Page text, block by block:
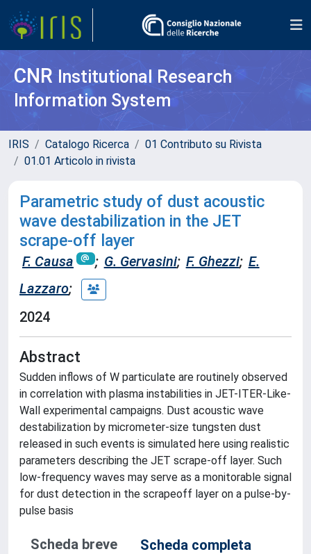
CNR Institutional Research
Information System
IRIS Catalogo Ricerca
01 Contributo su Rivista
01.01 Articolo in rivista
Parametric study of dust acoustic
wave destabilization in the JET
scrape-off layer
F. Causa ; G. Gervasini; F. Ghezzi; E.
Lazzaro;
2024
Abstract
Sudden inflows of W particulate are routinely observed
in correlation with plasma instabilities in JET-ITER-Like-
Wall experimental campaigns. Dust acoustic wave
destabilization by micrometer-size tungsten dust
released in such events is simulated here using realistic
parameters describing the JET scrape-off layer. Such
low-frequency waves may serve as a monitorable signal
for dust detection in the scrapeoff layer on a pulse-by-
pulse basis
Scheda breve
Scheda completa